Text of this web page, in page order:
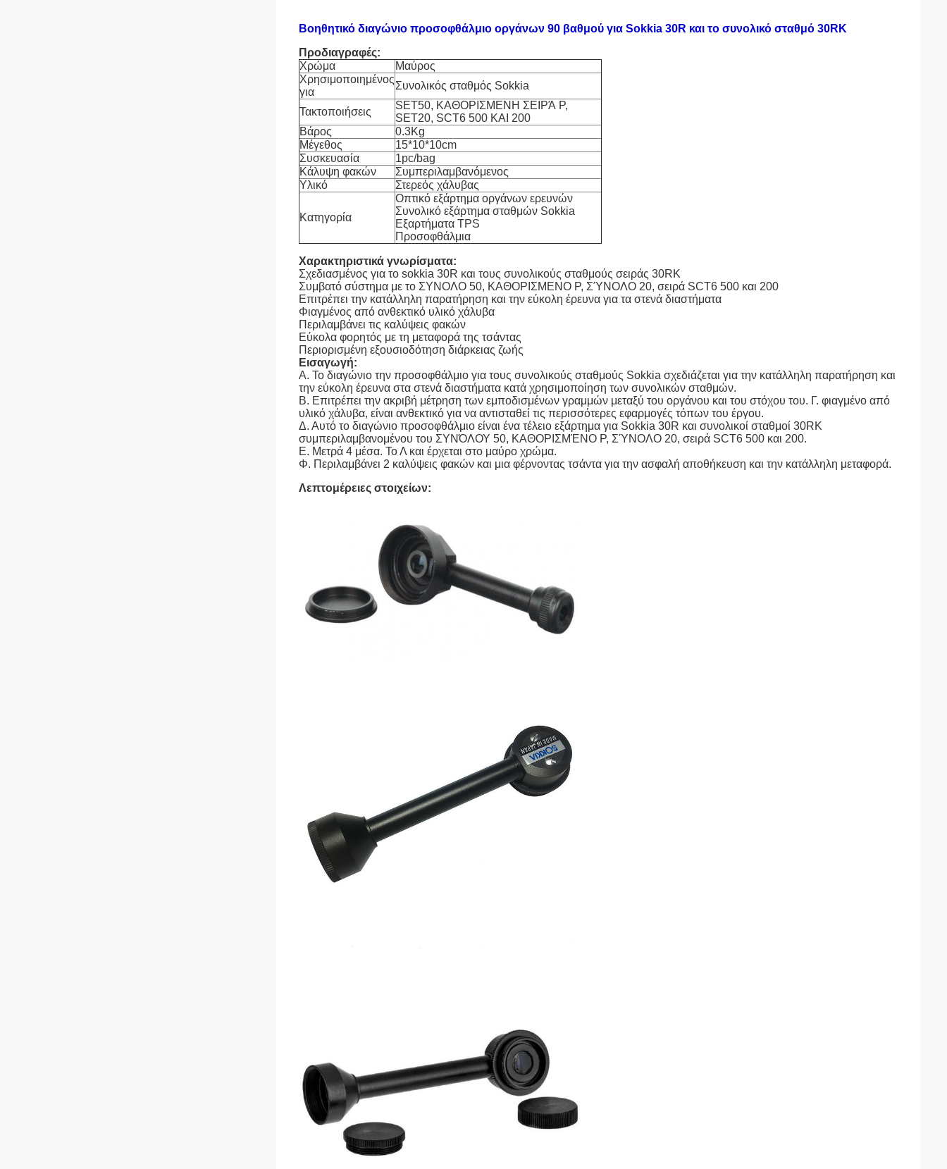
Βοηθητικό διαγώνιο προσοφθάλμιο οργάνων 90 βαθμού για Sokkia 30R και το συνολικό σταθμό 30RK
Προδιαγραφές:
Χρώμα
Μαύρος
Χρησιμοποιημένος
για
Συνολικός σταθμός Sokkia
Τακτοποιήσεις
SET50, ΚΑΘΟΡΙΣΜΕΝΗ ΣΕΙΡΆ Ρ,
SET20, SCT6 500 ΚΑΙ 200
Βάρος
0.3Kg
Μέγεθος
15*10*10cm
Συσκευασία
1pc/bag
Κάλυψη φακών
Συμπεριλαμβανόμενος
Υλικό
Στερεός χάλυβας
Κατηγορία
Οπτικό εξάρτημα οργάνων ερευνών
Συνολικό εξάρτημα σταθμών Sokkia
Εξαρτήματα TPS
Προσοφθάλμια
Χαρακτηριστικά γνωρίσματα:
Σχεδιασμένος για το sokkia 30R και τους συνολικούς σταθμούς σειράς 30RK
Συμβατό σύστημα με το ΣΥΝΟΛΟ 50, ΚΑΘΟΡΙΣΜΕΝΟ Ρ, ΣΎΝΟΛΟ 20, σειρά SCT6 500 και 200
Επιτρέπει την κατάλληλη παρατήρηση και την εύκολη έρευνα για τα στενά διαστήματα
Φιαγμένος από ανθεκτικό υλικό χάλυβα
Περιλαμβάνει τις καλύψεις φακών
Εύκολα φορητός με τη μεταφορά της τσάντας
Περιορισμένη εξουσιοδότηση διάρκειας ζωής
Εισαγωγή:
Α. Το διαγώνιο την προσοφθάλμιο για τους συνολικούς σταθμούς Sokkia σχεδιάζεται για την κατάλληλη παρατήρηση και
την εύκολη έρευνα στα στενά διαστήματα κατά χρησιμοποίηση των συνολικών σταθμών.
Β. Επιτρέπει την ακριβή μέτρηση των εμποδισμένων γραμμών μεταξύ του οργάνου και του στόχου του. Γ. φιαγμένο από
υλικό χάλυβα, είναι ανθεκτικό για να αντισταθεί τις περισσότερες εφαρμογές τόπων του έργου.
Δ. Αυτό το διαγώνιο προσοφθάλμιο είναι ένα τέλειο εξάρτημα για Sokkia 30R και συνολικοί σταθμοί 30RK
συμπεριλαμβανομένου του ΣΥΝΌΛΟΥ 50, ΚΑΘΟΡΙΣΜΈΝΟ Ρ, ΣΎΝΟΛΟ 20, σειρά SCT6 500 και 200.
Ε. Μετρά 4 μέσα. Το Λ και έρχεται στο μαύρο χρώμα.
Φ. Περιλαμβάνει 2 καλύψεις φακών και μια φέρνοντας τσάντα για την ασφαλή αποθήκευση και την κατάλληλη μεταφορά.
Λεπτομέρειες στοιχείων: